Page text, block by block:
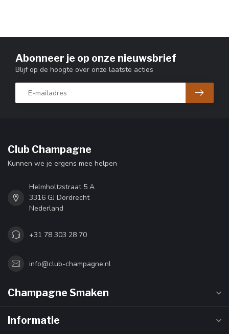
Abonneer je op onze nieuwsbrief
Blijf op de hoogte over onze laatste acties
Club Champagne
Kunnen we je ergens mee helpen
Helmholtzstraat 5 A
3316 GJ Dordrecht
Nederland
+31 78 303 28 70
info@club-champagne.nl
Champagne Smaken
Informatie